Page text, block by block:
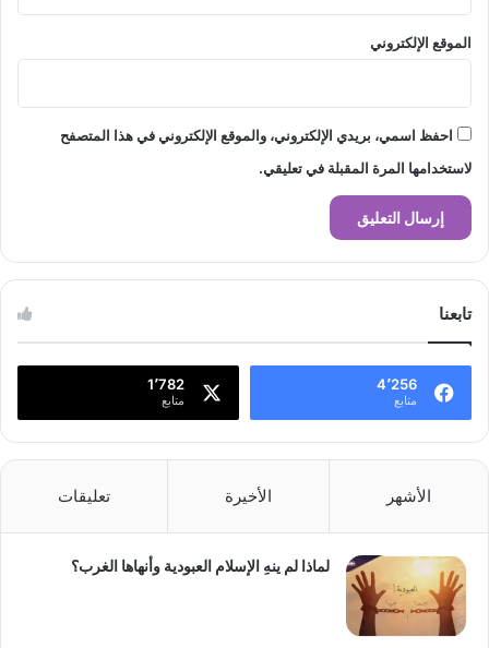
الموقع الإلكتروني
احفظ اسمي، بريدي الإلكتروني، والموقع الإلكتروني في هذا المتصفح
لاستخدامها المرة المقبلة في تعليقي.
تابعنا
4٬256
متابع
1٬782
متابع
الأشهر الأخيرة تعليقات
لماذا لم ينهِ الإسلام العبودية وأنهاها الغرب؟